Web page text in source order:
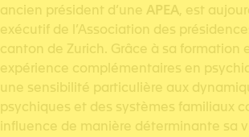
ancien président d’une APEA, est
exécutif de l’Association des
canton de Zurich. Grâce à sa formation
expérience complémentaires en
une sensibilité particulière aux
psychiques et des systèmes familiaux
influence de manière déterminante sa